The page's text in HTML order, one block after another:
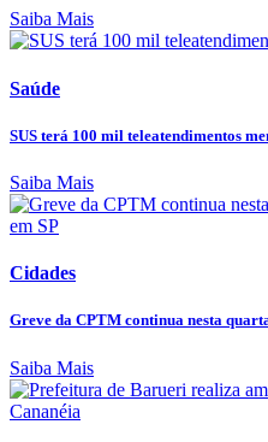
Saiba Mais
Saúde
SUS terá 100 mil teleatendimentos
Saiba Mais
Cidades
Greve da CPTM continua nesta
Saiba Mais